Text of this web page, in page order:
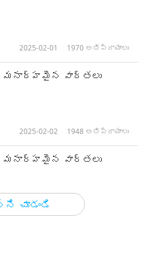
చూడండి
2025-02-01 1970 అభిప్రాయాలు
వార్తలు
2025-02-02 1948 అభిప్రాయాలు
వార్తలు
2025-02-03 1871